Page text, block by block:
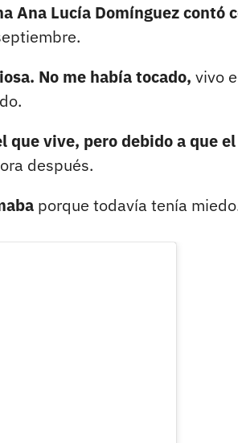
Ana Lucía Domínguez contó
No me había tocado, vivo
vive, pero debido a que el
después.
porque todavía tenía